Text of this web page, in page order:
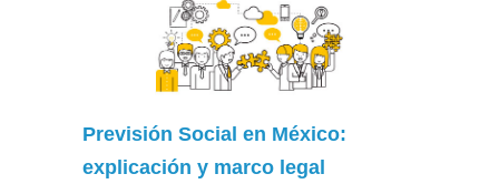
Previsión Social en México:
explicación y marco legal